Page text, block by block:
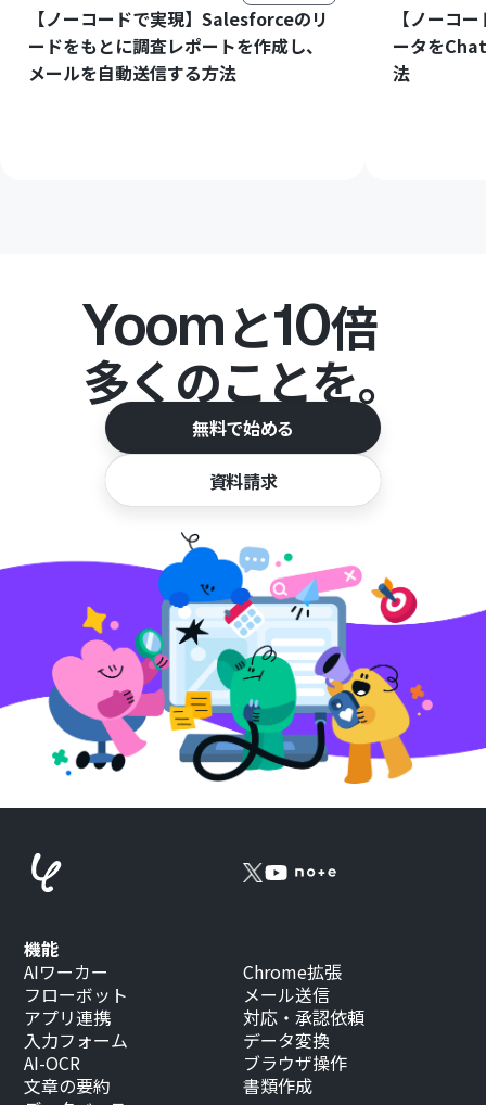
【ノーコードで実現】Salesforceのリ
ードをもとに調査レポートを作成し、
メールを自動送信する方法
【ノーコ
ータを
法
Yoomと10倍
多くのことを。
無料で始める
資料請求
機能
AIワーカー
フローボット
アプリ連携
入力フォーム
AI-OCR
文章の要約
Chrome拡張
メール送信
対応・承認依頼
データ変換
ブラウザ操作
書類作成